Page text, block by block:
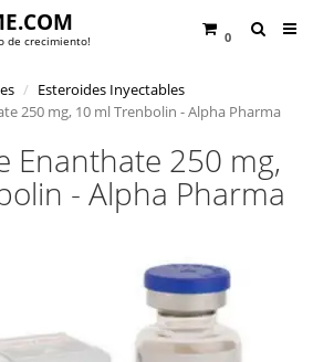
0
de crecimiento!
Esteroides Inyectables
250 mg, 10 ml Trenbolin - Alpha Pharma
Enanthate 250 mg,
- Alpha Pharma